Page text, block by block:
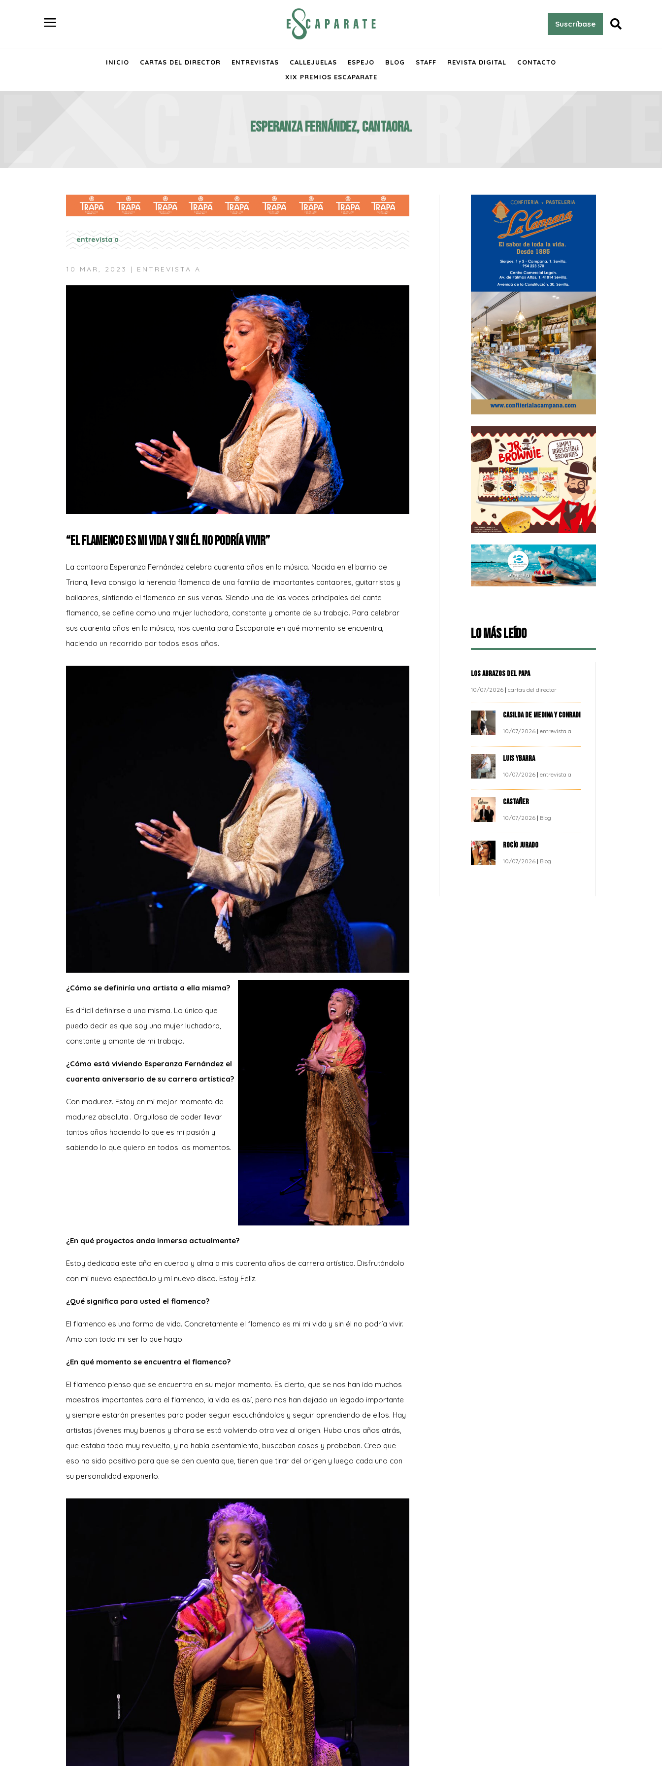
a Suscríbase 
INICIO CARTAS DEL DIRECTOR ENTREVISTAS CALLEJUELAS ESPEJO BLOG STAFF REVISTA DIGITAL
CONTACTO
XIX PREMIOS ESCAPARATE
ESPERANZA FERNÁNDEZ, cantaora.
entrevista a
10 MAR, 2023 | ENTREVISTA A
“El flamenco es mi vida y sin él no podría vivir”
La cantaora Esperanza Fernández celebra cuarenta años en la música. Nacida en el barrio de
Triana, lleva consigo la herencia flamenca de una familia de importantes cantaores, guitarristas y
bailaores, sintiendo el flamenco en sus venas. Siendo una de las voces principales del cante
flamenco, se define como una mujer luchadora, constante y amante de su trabajo. Para celebrar
sus cuarenta años en la música, nos cuenta para Escaparate en qué momento se encuentra,
haciendo un recorrido por todos esos años.
¿Cómo se definiría una artista a ella misma?
Es difícil definirse a una misma. Lo único que
puedo decir es que soy una mujer luchadora,
constante y amante de mi trabajo.
¿Cómo está viviendo Esperanza Fernández el
cuarenta aniversario de su carrera artística?
Con madurez. Estoy en mi mejor momento de
madurez absoluta . Orgullosa de poder llevar
tantos años haciendo lo que es mi pasión y
sabiendo lo que quiero en todos los momentos.
¿En qué proyectos anda inmersa actualmente?
Estoy dedicada este año en cuerpo y alma a mis cuarenta años de carrera artística. Disfrutándolo
con mi nuevo espectáculo y mi nuevo disco. Estoy Feliz.
¿Qué significa para usted el flamenco?
El flamenco es una forma de vida. Concretamente el flamenco es mi mi vida y sin él no podría vivir.
Amo con todo mi ser lo que hago.
¿En qué momento se encuentra el flamenco?
El flamenco pienso que se encuentra en su mejor momento. Es cierto, que se nos han ido muchos
maestros importantes para el flamenco, la vida es así, pero nos han dejado un legado importante
y siempre estarán presentes para poder seguir escuchándolos y seguir aprendiendo de ellos. Hay
artistas jóvenes muy buenos y ahora se está volviendo otra vez al origen. Hubo unos años atrás,
que estaba todo muy revuelto, y no había asentamiento, buscaban cosas y probaban. Creo que
eso ha sido positivo para que se den cuenta que, tienen que tirar del origen y luego cada uno con
su personalidad exponerlo.
Lo más leído
LOS ABRAZOS DEL PAPA
10/07/2026 |cartas del director
CASILDA DE MEDINA Y CONRADI
10/07/2026 |entrevista a
LUIS YBARRA
10/07/2026 |entrevista a
CASTAÑER
10/07/2026 | Blog
ROCÍO JURADO
10/07/2026 | Blog